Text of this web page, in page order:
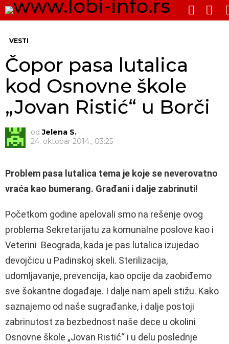
SWITCH
SKIN
VESTI
Čopor pasa lutalica
kod Osnovne škole
„Jovan Ristić“ u Borči
od Jelena S.
24. oktobar 2014., 03:25
Problem pasa lutalica tema je koje se neverovatno
vraća kao bumerang. Građani i dalje zabrinuti!
Početkom godine apelovali smo na rešenje ovog
problema Sekretarijatu za komunalne poslove kao i
Veterini Beograda, kada je pas lutalica izujedao
devojčicu u Padinskoj skeli. Sterilizacija,
udomljavanje, prevencija, kao opcije da zaobiđemo
sve šokantne događaje. I dalje nam apeli stižu. Kako
saznajemo od naše sugrađanke, i dalje postoji
zabrinutost za bezbednost naše dece u okolini
Osnovne škole „Jovan Ristić“ i u delu poslednje